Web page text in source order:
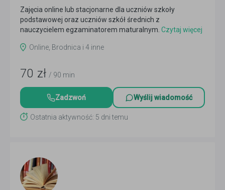
Zajęcia online lub stacjonarne dla uczniów szkoły
podstawowej oraz uczniów szkół średnich z
nauczycielem egzaminatorem maturalnym. Czytaj więcej
Online, Brodnica i 4 inne
70 zł / 90 min
Zadzwoń Wyślij wiadomość
Ostatnia aktywność: 5 dni temu